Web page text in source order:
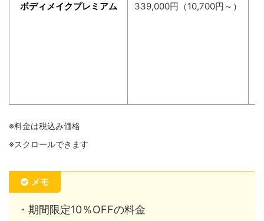
ボディメイクプレミアム 339,000円（10,700円～）
※料金は税込み価格
※スクロールできます
メモ
・期間限定10％OFFの料金